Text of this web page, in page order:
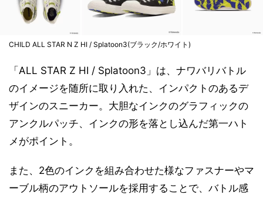
CHILD ALL STAR N Z HI / Splatoon3(ブラック/ホワイト)
「ALL STAR Z HI / Splatoon3」は、ナワバリバトル
のイメージを随所に取り入れた、インパクトのあるデ
ザインのスニーカー。大胆なインクのグラフィックの
アンクルパッチ、インクの形を落とし込んだ第一ハト
メがポイント。
また、2色のインクを組み合わせた様なファスナーやマ
ーブル柄のアウトソールを採用することで、バトル感